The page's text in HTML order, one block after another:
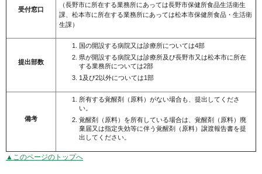
受付窓口
（長野市に所在する業務所にあっては長野市保健所食品生活衛生
課、松本市に所在する業務所にあっては松本市保健所食品・生活衛
生課）
提出部数
国の開設する病院又は診療所については4部
県が開設する病院又は診療所及び長野市又は松本市に所在
する業務所については2部
1及び2以外については1部
備考
所有する覚醒剤（原料）がない場合も、提出してくださ
い。
覚醒剤（原料）を所有している場合は、覚醒剤（原料）廃
棄届又は指定失効等に伴う覚醒剤（原料）譲渡報告書を提
出してください。
▲このページのトップへ